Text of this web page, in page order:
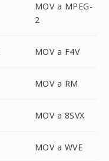
MOV a MPEG-
2
MOV a F4V
MOV a RM
MOV a 8SVX
MOV a WVE